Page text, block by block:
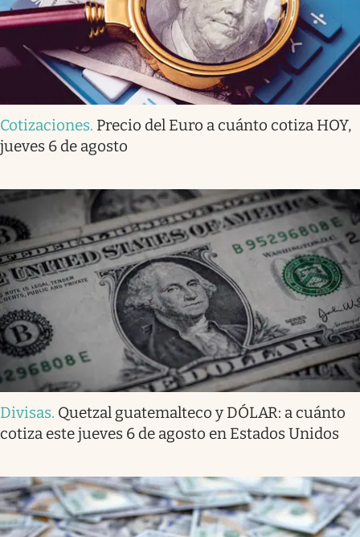
Cotizaciones. Precio del Euro a cuánto cotiza HOY,
jueves 6 de agosto
Divisas. Quetzal guatemalteco y DÓLAR: a cuánto
cotiza este jueves 6 de agosto en Estados Unidos